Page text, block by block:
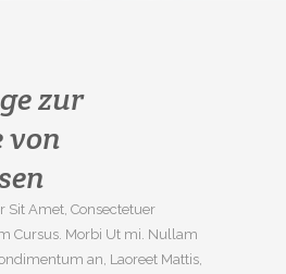
zur
von
Sit Amet, Consectetuer
Cursus. Morbi Ut mi. Nullam
an, Laoreet Mattis,